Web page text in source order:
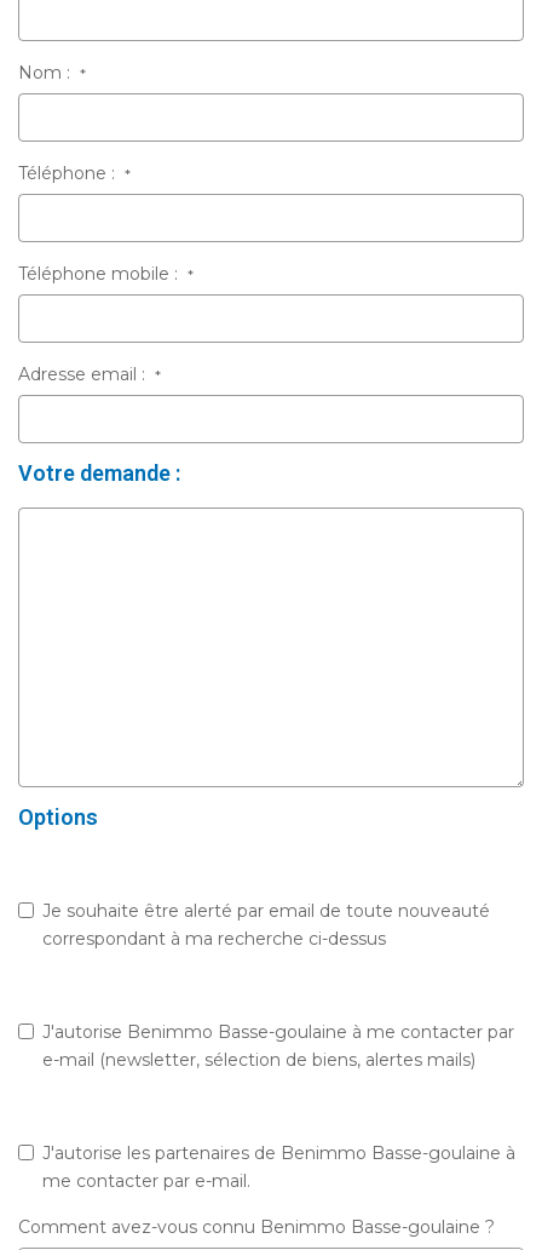
Nom : *
Téléphone : *
Téléphone mobile : *
Adresse email : *
Votre demande :
Options
Je souhaite être alerté par email de toute nouveauté
correspondant à ma recherche ci-dessus
J'autorise Benimmo Basse-goulaine à me contacter par
e-mail (newsletter, sélection de biens, alertes mails)
J'autorise les partenaires de Benimmo Basse-goulaine à
me contacter par e-mail.
Comment avez-vous connu Benimmo Basse-goulaine ?